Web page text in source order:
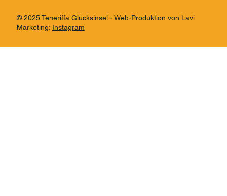
© 2025 Teneriffa Glücksinsel - Web-Produktion von Lavi
Marketing: Instagram